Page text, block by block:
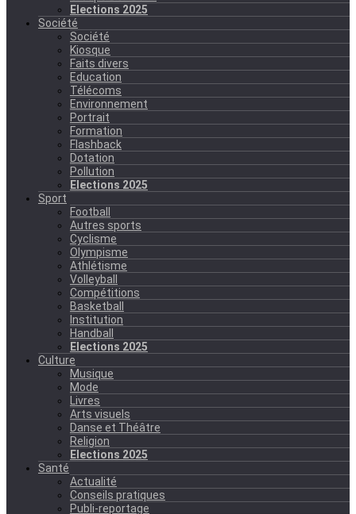
Elections 2025
Société
Société
Kiosque
Faits divers
Education
Télécoms
Environnement
Portrait
Formation
Flashback
Dotation
Pollution
Elections 2025
Sport
Football
Autres sports
Cyclisme
Olympisme
Athlétisme
Volleyball
Compétitions
Basketball
Institution
Handball
Elections 2025
Culture
Musique
Mode
Livres
Arts visuels
Danse et Théâtre
Religion
Elections 2025
Santé
Actualité
Conseils pratiques
Publi-reportage